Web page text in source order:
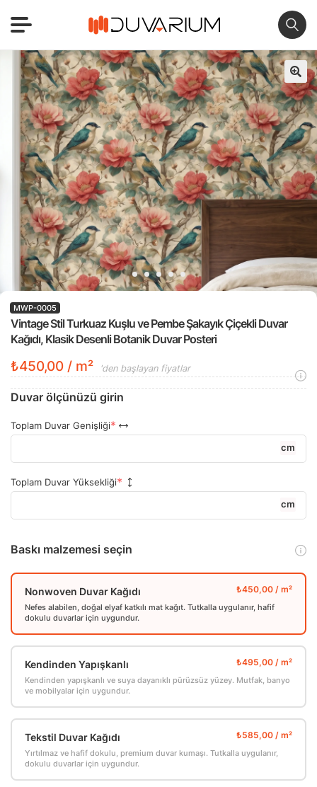
🔍
Vintage Stil Turkuaz Kuşlu ve Pembe Şakayık Çiçekli Duvar
Kağıdı, Klasik Desenli Botanik Duvar Posteri
MWP-0005
₺450,00 / m² 'den başlayan fiyatlar
Duvar ölçünüzü girin
Toplam Duvar Genişliği
cm
Toplam Duvar Yüksekliği
cm
Baskı malzemesi seçin
Nonwoven Duvar Kağıdı
Nefes alabilen, doğal elyaf katkılı mat kağıt. Tutkalla uygulanır, hafif
dokulu duvarlar için uygundur.
Kendinden Yapışkanlı
Kendinden yapışkanlı ve suya dayanıklı pürüzsüz yüzey. Mutfak, banyo
ve mobilyalar için uygundur.
Tekstil Duvar Kağıdı
Yırtılmaz ve hafif dokulu, premium duvar kumaşı. Tutkalla uygulanır,
dokulu duvarlar için uygundur.